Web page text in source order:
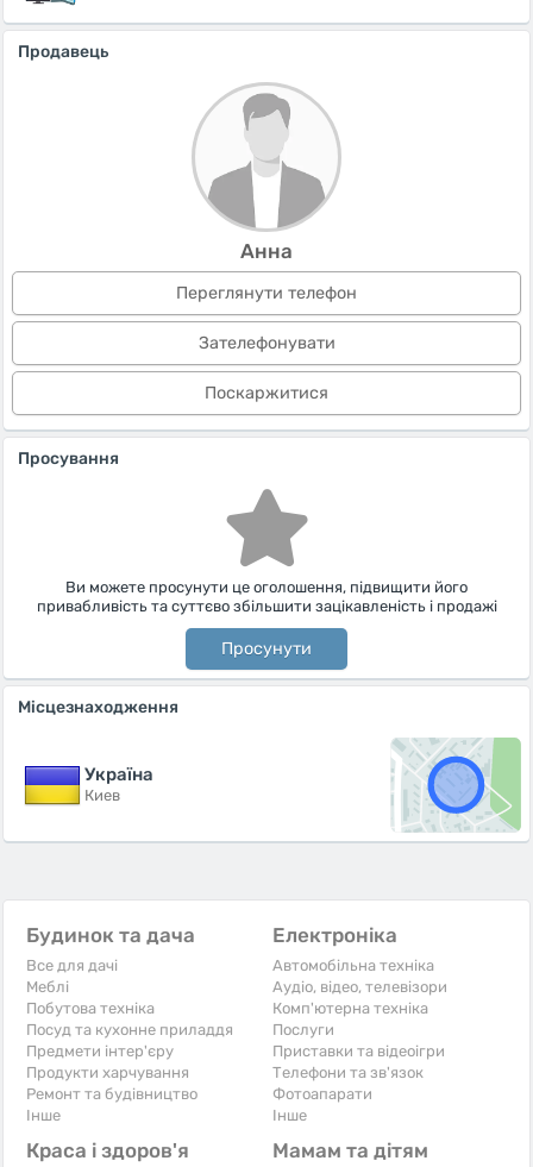
Продавець
Анна
Переглянути телефон
Зателефонувати
Поскаржитися
Просування
Ви можете просунути це оголошення, підвищити його
привабливість та суттєво збільшити зацікавленість і продажі
Просунути
Місцезнаходження
Україна
Киев
Будинок та дача
Все для дачі
Меблі
Побутова техніка
Посуд та кухонне приладдя
Предмети інтер'єру
Продукти харчування
Ремонт та будівництво
Iнше
Електроніка
Автомобільна техніка
Аудіо, відео, телевізори
Комп'ютерна техніка
Послуги
Приставки та відеоігри
Телефони та зв'язок
Фотоапарати
Iнше
Краса і здоров'я Мамам та дітям